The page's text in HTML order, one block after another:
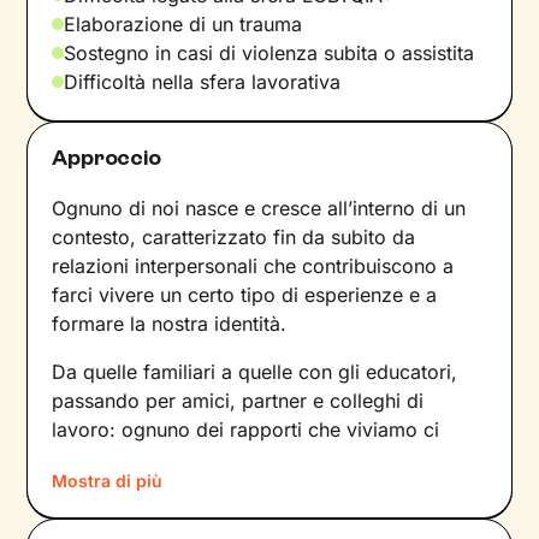
Elaborazione di un trauma
Sostegno in casi di violenza subita o assistita
Difficoltà nella sfera lavorativa
Approccio
Ognuno di noi nasce e cresce all’interno di un
contesto, caratterizzato fin da subito da
relazioni interpersonali che contribuiscono a
farci vivere un certo tipo di esperienze e a
formare la nostra identità.
Da quelle familiari a quelle con gli educatori,
passando per amici, partner e colleghi di
lavoro: ognuno dei rapporti che viviamo ci
dinamiche che abbiamo sperimentato fino a
quel momento. Anche le emozioni che
Mostra di più